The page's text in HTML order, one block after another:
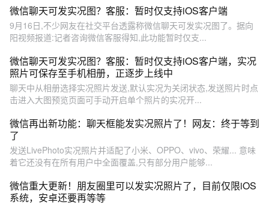
微信聊天可发实况图？客服：暂时仅支持iOS客户端
9月16日,不少网友在社交平台透露称微信聊天可发实况图了。据向
阳视频报道:记者咨询微信客服得知,此功能暂时仅支...
微信聊天可发实况图？客服：暂时仅支持iOS客户端，实况
照片可保存至手机相册，正逐步上线中
聊天中从相册选择实况照片发送,默认实况为关闭状态,发送照片时点
击进入大图预览页面可手动开启单个照片的实况开...
微信再出新功能：聊天框能发实况照片了！网友：终于等到
了
发送LivePhoto实况照片并适配了小米、OPPO、vivo、荣耀... 意味
着它还没有在所有用户中全面覆盖,只有部分用户能够...
微信重大更新！朋友圈里可以发实况照片了，目前仅限iOS
系统，安卓还要再等等